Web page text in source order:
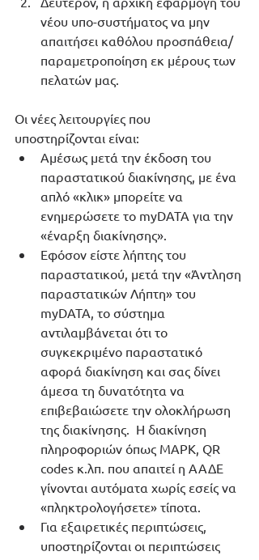
νέου υπο-συστήματος να μην
απαιτήσει καθόλου προσπάθεια/
παραμετροποίηση εκ μέρους των
πελατών μας.
Οι νέες λειτουργίες που
υποστηρίζονται είναι:
Αμέσως μετά την έκδοση του
παραστατικού διακίνησης, με ένα
απλό «κλικ» μπορείτε να
ενημερώσετε το myDATA για την
«έναρξη διακίνησης».
Εφόσον είστε λήπτης του
παραστατικού, μετά την «Άντληση
παραστατικών Λήπτη» του
myDATA, το σύστημα
αντιλαμβάνεται ότι το
συγκεκριμένο παραστατικό
αφορά διακίνηση και σας δίνει
άμεσα τη δυνατότητα να
επιβεβαιώσετε την ολοκλήρωση
της διακίνησης.  Η διακίνηση
πληροφοριών όπως ΜΑΡΚ, QR
codes κ.λπ. που απαιτεί η ΑΑΔΕ
γίνονται αυτόματα χωρίς εσείς να
«πληκτρολογήσετε» τίποτα.
Για εξαιρετικές περιπτώσεις,
υποστηρίζονται οι περιπτώσεις